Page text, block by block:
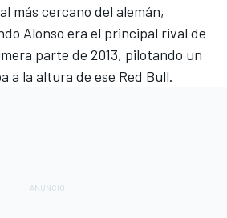
más cercano del alemán,
Alonso era el principal rival de
parte de 2013, pilotando un
a la altura de ese Red Bull.